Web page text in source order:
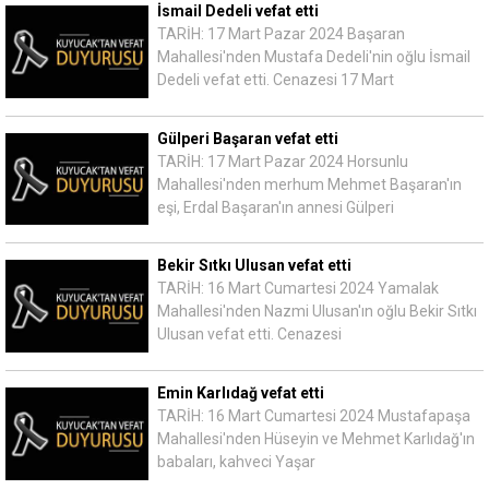
İsmail Dedeli vefat etti
TARİH: 17 Mart Pazar 2024 Başaran
Mahallesi'nden Mustafa Dedeli'nin oğlu İsmail
Dedeli vefat etti. Cenazesi 17 Mart
Gülperi Başaran vefat etti
TARİH: 17 Mart Pazar 2024 Horsunlu
Mahallesi'nden merhum Mehmet Başaran'ın
eşi, Erdal Başaran'ın annesi Gülperi
Bekir Sıtkı Ulusan vefat etti
TARİH: 16 Mart Cumartesi 2024 Yamalak
Mahallesi'nden Nazmi Ulusan'ın oğlu Bekir Sıtkı
Ulusan vefat etti. Cenazesi
Emin Karlıdağ vefat etti
TARİH: 16 Mart Cumartesi 2024 Mustafapaşa
Mahallesi'nden Hüseyin ve Mehmet Karlıdağ'ın
babaları, kahveci Yaşar